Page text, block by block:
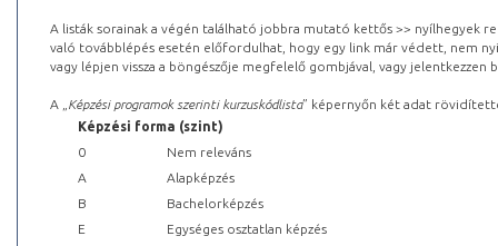
A listák sorainak a végén található jobbra mutató kettős >> nyílhegyek
való továbblépés esetén előfordulhat, hogy egy link már védett, nem
vagy lépjen vissza a böngészője megfelelő gombjával, vagy
A „ Képzési programok szerinti kurzuskódlista” képernyőn két adat
Képzési forma (szint)
0
Nem releváns
A
Alapképzés
B
Bachelorképzés
E
Egységes osztatlan képzés